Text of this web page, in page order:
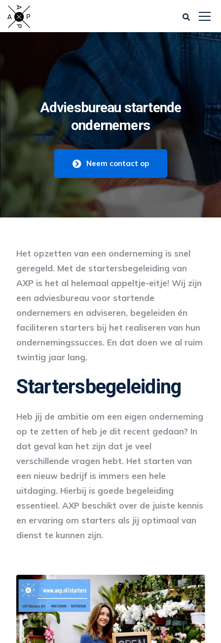
Adviesbureau startende
ondernemers
Neem contact op
Het opzetten van een onderneming is snel
geregeld. Met de startersbegeleiding van
AXP is het al helemaal appeltje-eitje! Wij zijn
een adviesbureau voor startende
ondernemers en adviseren, begeleiden én
faciliteren starters bij het realiseren van hun
ondernemingssucces. En dat doen we al ruim
twintig jaar lang.
Startersbegeleiding
Heb jij de ambitie om een eigen onderneming
op te zetten of heb je dit recent gedaan? In
dat geval kan het zijn dat je veel
verschillende vragen hebt. Het starten van
een nieuw bedrijf is immers een hele
uitdaging. Hierbij is goede begeleiding
essentieel. AXP beschikt over de juiste kennis
en ervaring om starters als jij optimaal van
dienst te kunnen zijn.